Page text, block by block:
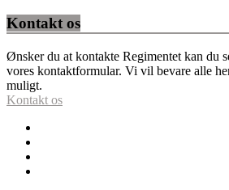
Kontakt os
Ønsker du at kontakte Regimentet kan du
vores kontaktformular. Vi vil bevare alle
muligt.
Kontakt os